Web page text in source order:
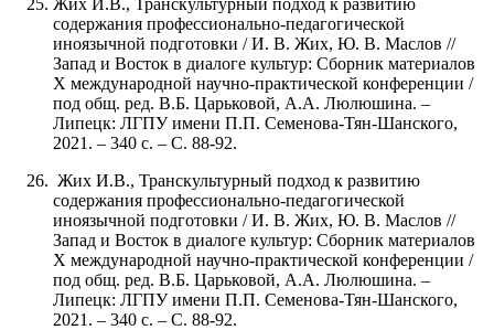
содержания профессионально-педагогической
иноязычной подготовки / И. В. Жих, Ю. В. Маслов //
Запад и Восток в диалоге культур: Сборник материалов
Х международной научно-практической конференции /
под общ. ред. В.Б. Царьковой, А.А. Люлюшина. –
Липецк: ЛГПУ имени П.П. Семенова-Тян-Шанского,
2021. – 340 с. – С. 88-92.
Жих И.В., Транскультурный подход к развитию
содержания профессионально-педагогической
иноязычной подготовки / И. В. Жих, Ю. В. Маслов //
Запад и Восток в диалоге культур: Сборник материалов
Х международной научно-практической конференции /
под общ. ред. В.Б. Царьковой, А.А. Люлюшина. –
Липецк: ЛГПУ имени П.П. Семенова-Тян-Шанского,
2021. – 340 с. – С. 88-92.